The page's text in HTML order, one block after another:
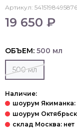
Артикул: 5415198495876
19 650 ₽
ОБЪЕМ: 500 мл
500 мл
Наличие: